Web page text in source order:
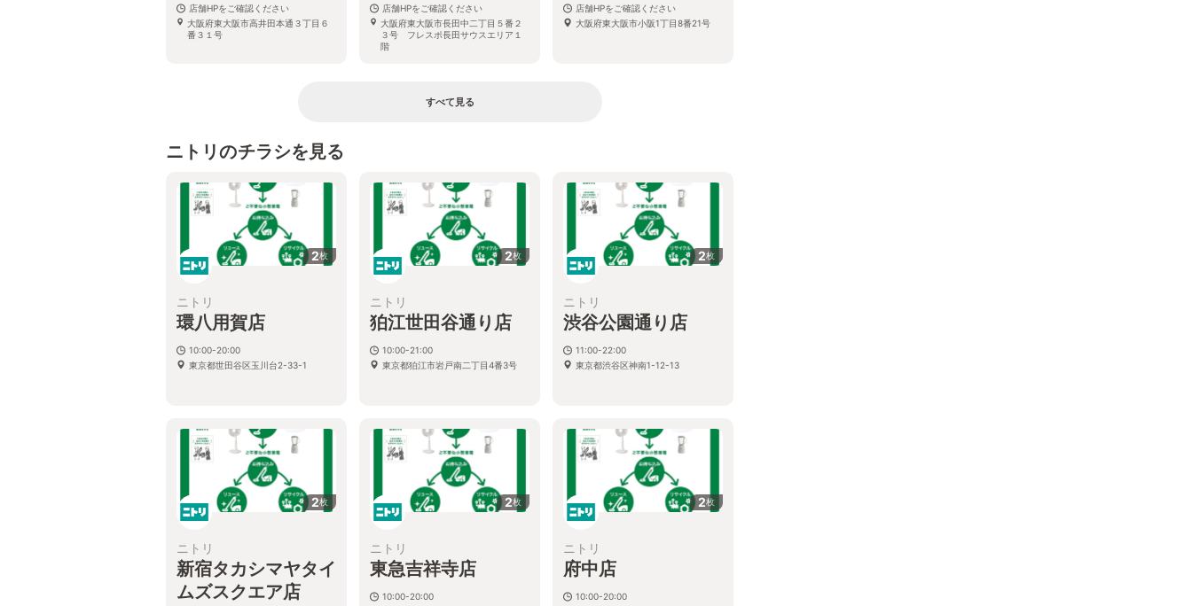
店舗HPをご確認ください
大阪府東大阪市高井田本通３丁目６
番３１号
店舗HPをご確認ください
大阪府東大阪市長田中二丁目５番２
３号 フレスポ長田サウスエリア１
階
店舗HPをご確認ください
大阪府東大阪市小阪1丁目8番21号
すべて見る
ニトリのチラシを見る
2枚
ニトリ
環八用賀店
10:00-20:00
東京都世田谷区玉川台2-33-1
2枚
ニトリ
狛江世田谷通り店
10:00-21:00
東京都狛江市岩戸南二丁目4番3号
2枚
ニトリ
渋谷公園通り店
11:00-22:00
東京都渋谷区神南1-12-13
2枚
ニトリ
新宿タカシマヤタイ
ムズスクエア店
2枚
ニトリ
東急吉祥寺店
10:00-20:00
2枚
ニトリ
府中店
10:00-20:00